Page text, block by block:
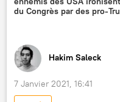
du Congrès par des pro-
Hakim Saleck
7 Janvier 2021, 16:41